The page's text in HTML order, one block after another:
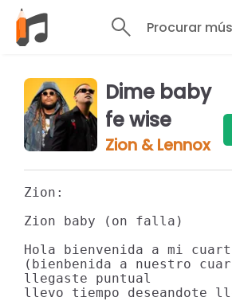
Procurar
Dime baby
fe wise
Zion & Lennox
Zion:
Zion baby (on falla)
Hola bienvenida a mi
(bienbenida a nuestro
llegaste puntual
llevo tiempo deseandote